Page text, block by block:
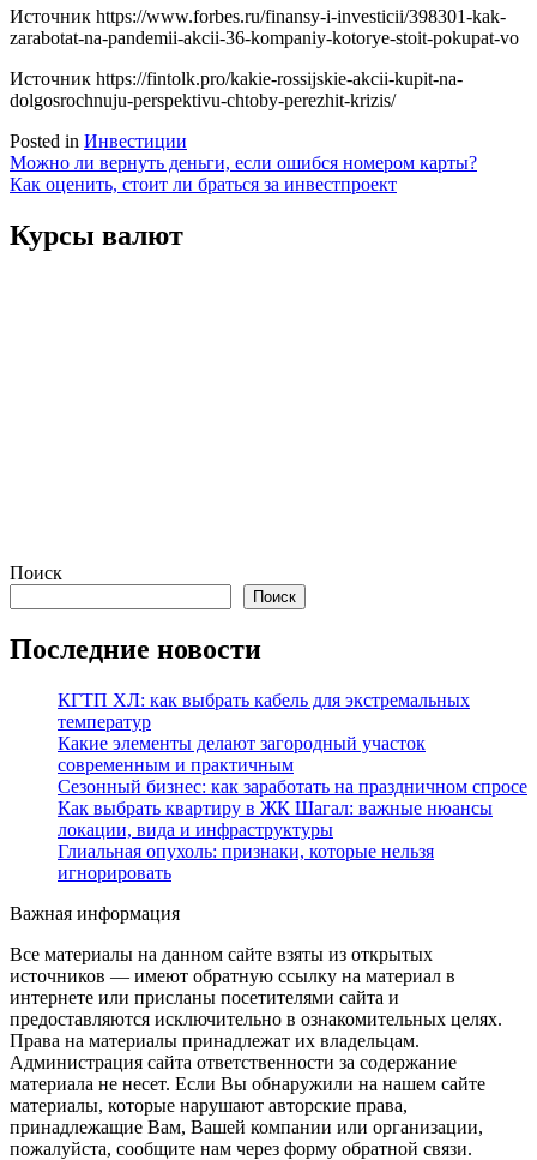
Источник https://www.forbes.ru/finansy-i-investicii/398301-kak-
zarabotat-na-pandemii-akcii-36-kompaniy-kotorye-stoit-pokupat-vo
Источник https://fintolk.pro/kakie-rossijskie-akcii-kupit-na-
dolgosrochnuju-perspektivu-chtoby-perezhit-krizis/
Posted in Инвестиции
Навигация
по
записям
Можно ли вернуть деньги, если ошибся номером карты?
Как оценить, стоит ли браться за инвестпроект
Курсы валют
Поиск
Поиск
Последние новости
КГТП ХЛ: как выбрать кабель для экстремальных
температур
Какие элементы делают загородный участок
современным и практичным
Сезонный бизнес: как заработать на праздничном спросе
Как выбрать квартиру в ЖК Шагал: важные нюансы
локации, вида и инфраструктуры
Глиальная опухоль: признаки, которые нельзя
игнорировать
Важная информация
Все материалы на данном сайте взяты из открытых
источников — имеют обратную ссылку на материал в
интернете или присланы посетителями сайта и
предоставляются исключительно в ознакомительных целях.
Права на материалы принадлежат их владельцам.
Администрация сайта ответственности за содержание
материала не несет. Если Вы обнаружили на нашем сайте
материалы, которые нарушают авторские права,
принадлежащие Вам, Вашей компании или организации,
пожалуйста, сообщите нам через форму обратной связи.